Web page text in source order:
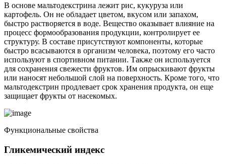
В основе мальтодекстрина лежит рис, кукуруза или
картофель. Он не обладает цветом, вкусом или запахом,
быстро растворяется в воде. Вещество оказывает влияние на
процесс формообразования продукции, контролирует ее
структуру. В составе присутствуют компоненты, которые
быстро всасываются в организм человека, поэтому его часто
используют в спортивном питании. Также он используется
для сохранения свежести фруктов. Им опрыскивают фрукты
или наносят небольшой слой на поверхность. Кроме того, что
мальтодекстрин продлевает срок хранения продукта, он еще
защищает фрукты от насекомых.
Функциональные свойства
Гликемический индекс